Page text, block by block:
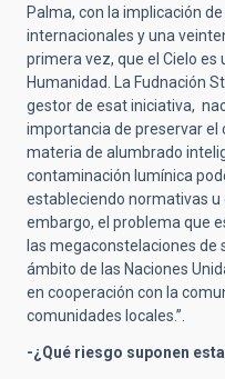
Palma, con la implicación
internacionales y una
primera vez, que el Cielo
Humanidad. La Fudnación
gestor de esat iniciativa,
importancia de preservar el
materia de alumbrado
contaminación lumínica
estableciendo normativas
embargo, el problema que
las megaconstelaciones de
ámbito de las Naciones
en cooperación con la
comunidades locales.”.
-¿Qué riesgo suponen